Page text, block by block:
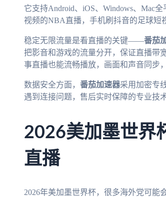
它支持Android、iOS、Windows、Mac
视频的NBA直播，手机刷抖音的足球短
稳定无限流量是看直播的关键——番茄
把影音和游戏的流量分开，保证直播带
事直播也能流畅播放，画面和声音同步
数据安全方面， 番茄加速器采用加密专
遇到连接问题，售后实时保障的专业技
2026美加墨世界
直播
2026年美加墨世界杯，很多海外党可